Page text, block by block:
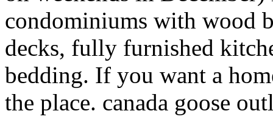
condominiums with wood
decks, fully furnished
bedding. If you want a
the place. canada goose